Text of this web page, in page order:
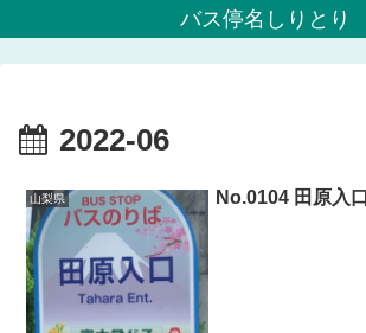
バス停名しりとり
2022-06
山梨県 No.0104 田原入口